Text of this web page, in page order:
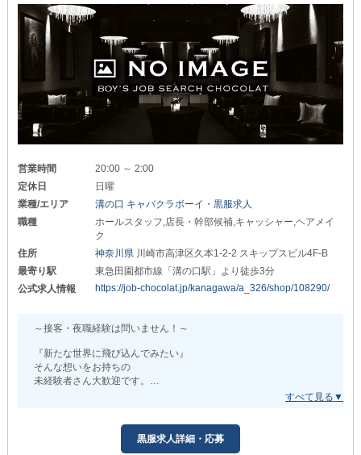
∞∞━━━━━━━━━∞∞━━━━━━━━━∞∞
その他にも『社会保険完備』『週休2日制』
『賞与あり』『日払いOK』『体験入社可』など
安定して働ける待遇もご用意しています。
ご質問やご相談もお気軽にご連絡ください！
たくさんのご応募、心よりお待ちしています。
もちろん
ナイトワーク経験者さんも大歓迎！
即戦力としてご活躍いただける場合
前店での給与を考慮
ポスト優遇のうえでお迎えします◎
新たな環境で理想を実現しましょう！
+++—————————————————-+++
《【溝の口】CLUB MATERIA（マテリア）》
+++—————————————————-+++
■現在の募集職種はコチラ■
￣￣￣￣￣￣￣￣￣￣￣￣￣￣
┏━━━━━━━━━━━━━┓
◆幹部候補（正）◆
月給：400,000円～450,000円
◆ホールスタッフ（正）◆
月給：350,000円～
時給：1,800円～
┗━━━━━━━━━━━━━┛
上記の金額からスタートし
給与面やポジションに反映します◎
また『賞与』といったボーナスも支給！
営業時間
20:00 ～ 2:00
定休日
日曜
業種/エリア
溝の口 キャバクラボーイ・黒服求人
職種
ホールスタッフ,店長・幹部候補,キャッシャー,ヘアメイ
ク
住所
神奈川県 川崎市高津区久本1-2-2 スキップスビル4F-B
最寄り駅
東急田園都市線「溝の口駅」より徒歩3分
公式求人情報
https://job-chocolat.jp/kanagawa/a_326/shop/108290/
～接客・夜職経験は問いません！～
『新たな世界に飛び込んでみたい』
そんな想いをお持ちの
未経験者さん大歓迎です。
先輩スタッフが寄り添い、しっかりと支えます◎
黒服求人詳細・応募